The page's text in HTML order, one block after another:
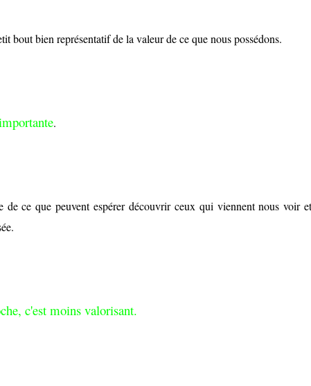
bout bien représentatif de la valeur de ce que nous possédons.
.
de ce que peuvent espérer découvrir ceux qui viennent nous voir
c'est moins valorisant.